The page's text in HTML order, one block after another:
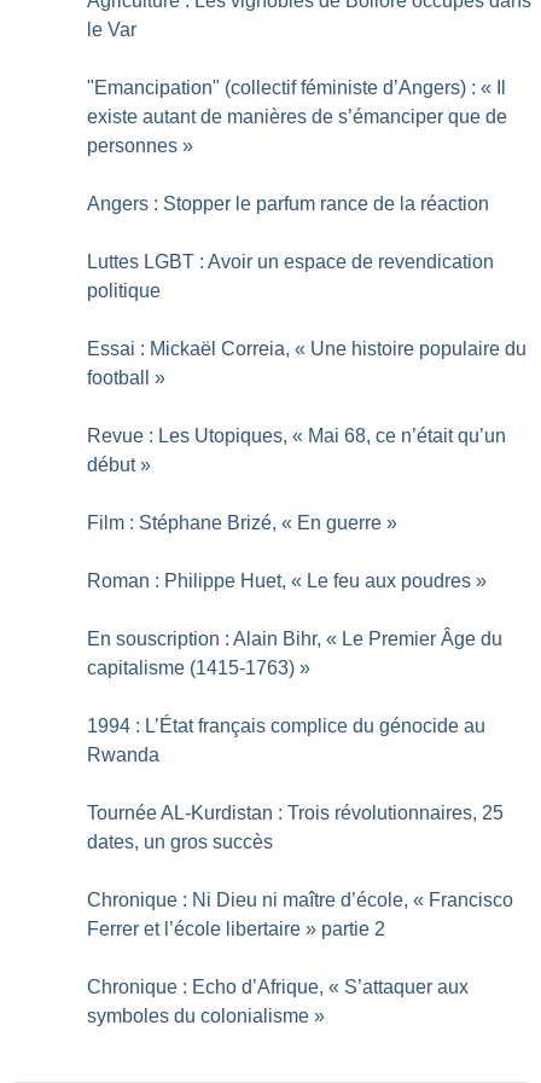
le Var
"Emancipation" (collectif féministe d’Angers) : «
existe autant de manières de s’émanciper que de
personnes »
Angers : Stopper le parfum rance de la réaction
Luttes LGBT : Avoir un espace de revendication
politique
Essai : Mickaël Correia, « Une histoire populaire du
football
»
Revue : Les Utopiques, « Mai 68, ce n’était qu’un
début »
Film : Stéphane Brizé, « En guerre »
Roman : Philippe Huet, « Le feu aux poudres »
En souscription : Alain Bihr, « Le Premier Âge du
capitalisme (1415-1763) »
1994 : L’État français complice du génocide au
Rwanda
Tournée AL-Kurdistan : Trois révolutionnaires, 25
dates, un gros succès
Chronique : Ni Dieu ni maître d’école, « Francisco
Ferrer et l’école libertaire » partie 2
Chronique : Echo d’Afrique, « S’attaquer aux
symboles du colonialisme »